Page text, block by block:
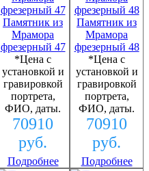
Памятник из
Мрамора
фрезерный 47
*Цена с
установкой и
гравировкой
портрета,
ФИО, даты.
70910
руб.
Подробнее
Памятник из
Мрамора
фрезерный 48
*Цена с
установкой и
гравировкой
портрета,
ФИО, даты.
70910
руб.
Подробнее